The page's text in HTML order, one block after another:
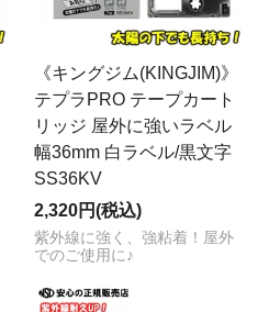
《キングジム(KINGJIM)》
テプラPRO テープカート
リッジ 屋外に強いラベル
幅36mm 白ラベル/黒文字
SS36KV
2,320円(税込)
紫外線に強く、強粘着！屋外
でのご使用に♪